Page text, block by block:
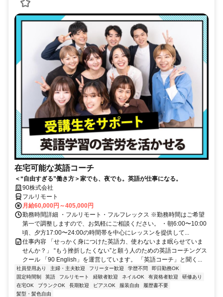
在宅可能な英語コーチ
＜“自由すぎる”働き方＞家でも、夜でも。英語が仕事になる。
90株式会社
フルリモート
月給60,000円～405,000円
勤務時間詳細 ・フルリモート・フルフレックス ※勤務時間はご希望
第一で調整しますので、お気軽にご相談ください。 ・朝6:00〜10:00
頃、夕方17:00〜24:00の時間帯を中心にレッスンを提供して...
仕事内容 「せっかく身につけた英語力、使わないまま眠らせていま
せんか？」 “もう挫折したくない”と願う人のための英語コーチングス
クール 「90 English」を運営しています。 「英語コーチ」と聞く...
社員登用あり 主婦・主夫歓迎 フリーター歓迎 学歴不問
即日勤務OK
固定時間制
英語 フルリモート 経験者歓迎 ネイルOK 有資格者歓迎
研修あり
在宅OK
ブランクOK 長期歓迎 ピアスOK 服装自由
履歴書不要
髪型・髪色自由